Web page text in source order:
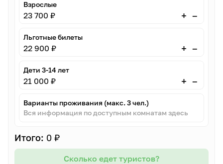
Взрослые
23 700 ₽ + –
Льготные билеты
22 900 ₽ + –
Дети 3-14 лет
21 000 ₽ + –
Варианты проживания (макс. 3 чел.)
Вся информация по доступным комнатам здесь
Итого: 0 ₽
Сколько едет туристов?